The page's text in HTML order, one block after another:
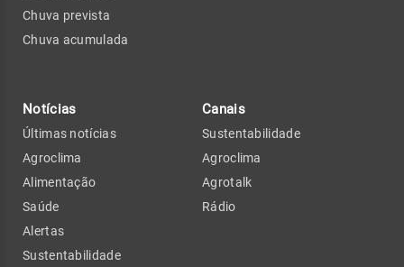
Chuva prevista
Chuva acumulada
Notícias
Últimas notícias
Agroclima
Alimentação
Saúde
Alertas
Sustentabilidade
Canais
Sustentabilidade
Agroclima
Agrotalk
Rádio